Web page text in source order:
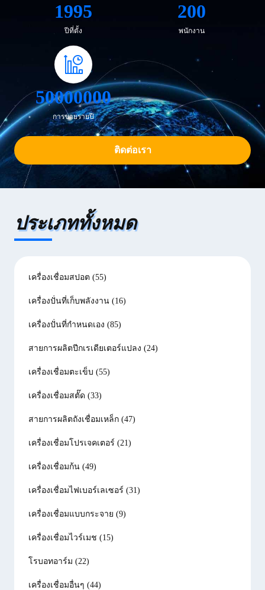
1995
ปีที่ตั้ง
200
พนักงาน
50000000
การขายรายปี
ติดต่อเรา
ประเภททั้งหมด
เครื่องเชื่อมสปอต (55)
เครื่องปั่นที่เก็บพลังงาน (16)
เครื่องปั่นที่กําหนดเอง (85)
สายการผลิตปีกเรเดียเตอร์แปลง (24)
เครื่องเชื่อมตะเข็บ (55)
เครื่องเชื่อมสตั๊ด (33)
สายการผลิตถังเชื่อมเหล็ก (47)
เครื่องเชื่อมโปรเจคเตอร์ (21)
เครื่องเชื่อมก้น (49)
เครื่องเชื่อมไฟเบอร์เลเซอร์ (31)
เครื่องเชื่อมแบบกระจาย (9)
เครื่องเชื่อมไวร์เมช (15)
โรบอทอาร์ม (22)
เครื่องเชื่อมอื่นๆ (44)